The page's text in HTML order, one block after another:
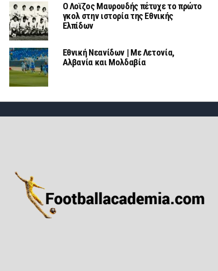
Ο Λοϊζος Μαυρουδής πέτυχε το πρώτο
γκολ στην ιστορία της Εθνικής
Ελπίδων
Εθνική Νεανίδων | Mε Λετονία,
Αλβανία και Μολδαβία